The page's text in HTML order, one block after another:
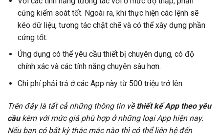
cứng kiểm soát tốt. Ngoài ra, khi thực hiện các lệnh sẽ
kéo dữ liệu, tương tác chặt chẽ và có thể xây dựng phần
cứng tốt.
Ứng dụng có thể yêu cầu thiết bị chuyên dụng, có độ
chính xác và các tính năng chuyên sâu hơn.
Chi phí phải trả ở các App này từ 500 triệu trở lên.
Trên đây là tất cả những thông tin vềthiết kế App theo yêu
cầukèm với mức giá phù hợp ở những loại App hiện nay.
Nếu bạn có bất kỳ thắc mắc nào thì có thể liên hệ đến